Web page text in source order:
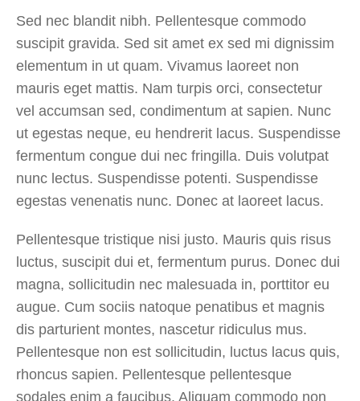
Sed nec blandit nibh. Pellentesque commodo
suscipit gravida. Sed sit amet ex sed mi dignissim
elementum in ut quam. Vivamus laoreet non
mauris eget mattis. Nam turpis orci, consectetur
vel accumsan sed, condimentum at sapien. Nunc
ut egestas neque, eu hendrerit lacus. Suspendisse
fermentum congue dui nec fringilla. Duis volutpat
nunc lectus. Suspendisse potenti. Suspendisse
egestas venenatis nunc. Donec at laoreet lacus.
Pellentesque tristique nisi justo. Mauris quis risus
luctus, suscipit dui et, fermentum purus. Donec dui
magna, sollicitudin nec malesuada in, porttitor eu
augue. Cum sociis natoque penatibus et magnis
dis parturient montes, nascetur ridiculus mus.
Pellentesque non est sollicitudin, luctus lacus quis,
rhoncus sapien. Pellentesque pellentesque
sodales enim a faucibus. Aliquam commodo non